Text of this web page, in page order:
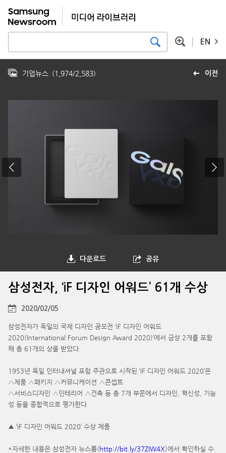
EN
이전
기업뉴스 (1,974/2,583)
다운로드 공유
삼성전자, ‘iF 디자인 어워드’ 61개 수상
2020/02/05
삼성전자가 독일의 국제 디자인 공모전 ‘iF 디자인 어워드
2020(International Forum Design Award 2020)’에서 금상 2개를 포함
해 총 61개의 상을 받았다.
1953년 독일 인터내셔널 포럼 주관으로 시작된 ‘iF 디자인 어워드 2020’은
△제품 △패키지 △커뮤니케이션 △콘셉트
△서비스디자인 △인테리어 △건축 등 총 7개 부문에서 디자인, 혁신성, 기능
성 등을 종합적으로 평가한다.
▲ ‘iF 디자인 어워드 2020’ 수상 제품
*자세한 내용은 삼성전자 뉴스룸(http://bit.ly/37ZIW4X)에서 확인하실 수